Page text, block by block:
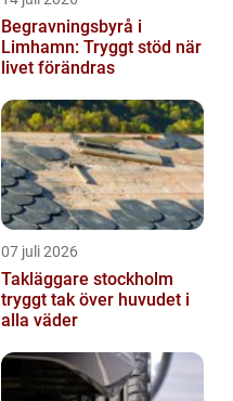
Begravningsbyrå i
Limhamn: Tryggt stöd när
livet förändras
07 juli 2026
Takläggare stockholm
tryggt tak över huvudet i
alla väder